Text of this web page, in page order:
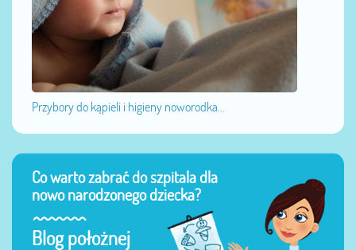
Przybory do kąpieli i higieny noworodka...
Co warto zabrać do szpitala dla
nowo narodzonego dziecka?
Blog położnej